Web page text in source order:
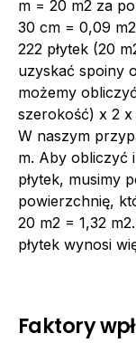
m = 20 m2 za
30 cm = 0,09
222 płytek (20
uzyskać spoiny
możemy
szerokość) x 2 x
W naszym
m. Aby obliczyć
płytek, musimy
powierzchnię,
20 m2 = 1,32
płytek wynosi
Faktory